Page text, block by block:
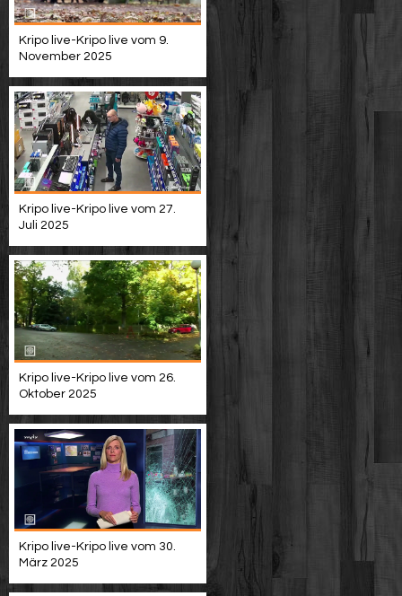
Kripo live-Kripo live vom 9.
November 2025
Kripo live-Kripo live vom 27.
Juli 2025
Kripo live-Kripo live vom 26.
Oktober 2025
Kripo live-Kripo live vom 30.
März 2025